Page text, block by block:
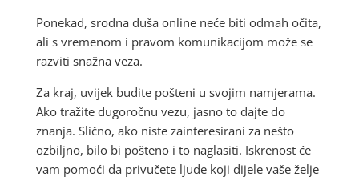
Ponekad, srodna duša online neće biti odmah očita,
ali s vremenom i pravom komunikacijom može se
razviti snažna veza.
Za kraj, uvijek budite pošteni u svojim namjerama.
Ako tražite dugoročnu vezu, jasno to dajte do
znanja. Slično, ako niste zainteresirani za nešto
ozbiljno, bilo bi pošteno i to naglasiti. Iskrenost će
vam pomoći da privučete ljude koji dijele vaše želje